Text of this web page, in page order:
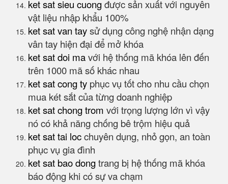
ket sat sieu cuongđược sản xuất với nguyên
vật liệu nhập khẩu 100%
ket sat van taysử dụng công nghệ nhận dạng
vân tay hiện đại để mở khóa
ket sat doi mavới hệ thống mã khóa lên đến
trên 1000 mã số khác nhau
ket sat cong ty phục vụ tốt cho nhu cầu chọn
mua két sắt của từng doanh nghiệp
ket sat chong trom với trọng lượng lớn vì vậy
nó có khả năng chống bê trộm hiệu quả
ket sat tai locchuyên dụng, nhỏ gọn, an toàn
phục vụ gia đình
ket sat bao dongtrang bị hệ thống mã khóa
báo động khi có sự va chạm